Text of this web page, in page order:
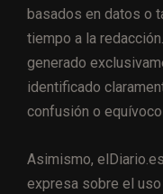
basados en datos o
tiempo a la
generado
identificado
confusión o
Asimismo,
expresa sobre el